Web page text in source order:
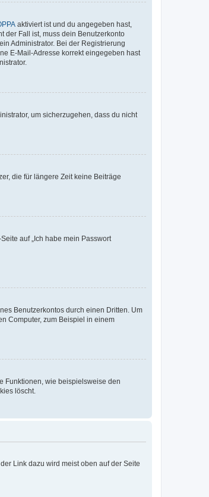
aktiviert ist und du angegeben hast,
der Fall ist, muss dein Benutzerkonto
Administrator. Bei der Registrierung
E-Mail-Adresse korrekt eingegeben hast
um sicherzugehen, dass du nicht
die für längere Zeit keine Beiträge
auf „Ich habe mein Passwort
Benutzerkontos durch einen Dritten. Um
Computer, zum Beispiel in einem
Funktionen, wie beispielsweise den
löscht.
Link dazu wird meist oben auf der Seite